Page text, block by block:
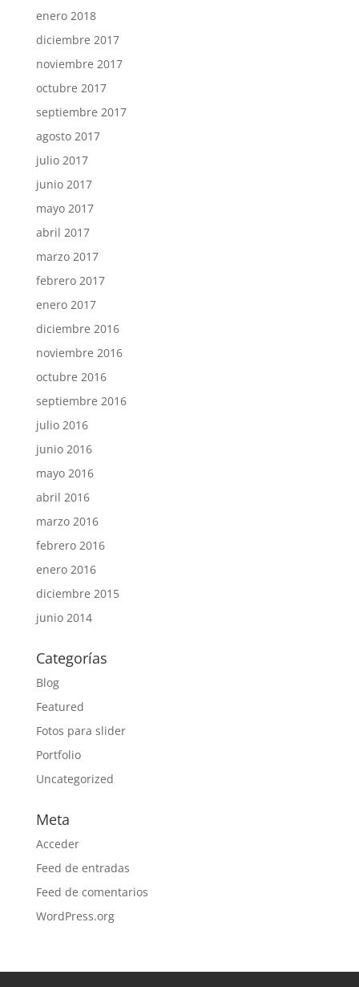
enero 2018
diciembre 2017
noviembre 2017
octubre 2017
septiembre 2017
agosto 2017
julio 2017
junio 2017
mayo 2017
abril 2017
marzo 2017
febrero 2017
enero 2017
diciembre 2016
noviembre 2016
octubre 2016
septiembre 2016
julio 2016
junio 2016
mayo 2016
abril 2016
marzo 2016
febrero 2016
enero 2016
diciembre 2015
junio 2014
Categorías
Blog
Featured
Fotos para slider
Portfolio
Uncategorized
Meta
Acceder
Feed de entradas
Feed de comentarios
WordPress.org